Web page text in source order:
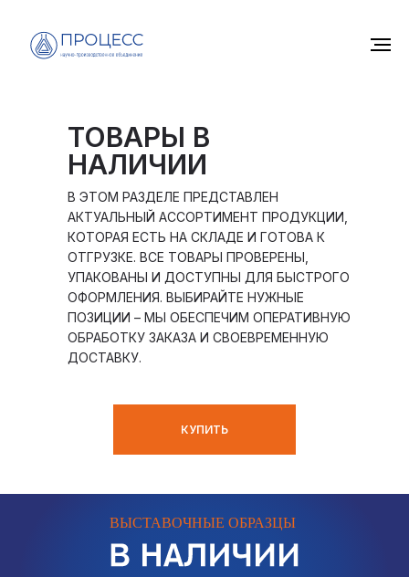
ТОВАРЫ В
НАЛИЧИИ
В ЭТОМ РАЗДЕЛЕ ПРЕДСТАВЛЕН
АКТУАЛЬНЫЙ АССОРТИМЕНТ ПРОДУКЦИИ,
КОТОРАЯ ЕСТЬ НА СКЛАДЕ И ГОТОВА К
ОТГРУЗКЕ. ВСЕ ТОВАРЫ ПРОВЕРЕНЫ,
УПАКОВАНЫ И ДОСТУПНЫ ДЛЯ БЫСТРОГО
ОФОРМЛЕНИЯ. ВЫБИРАЙТЕ НУЖНЫЕ
ПОЗИЦИИ – МЫ ОБЕСПЕЧИМ ОПЕРАТИВНУЮ
ОБРАБОТКУ ЗАКАЗА И СВОЕВРЕМЕННУЮ
ДОСТАВКУ.
КУПИТЬ